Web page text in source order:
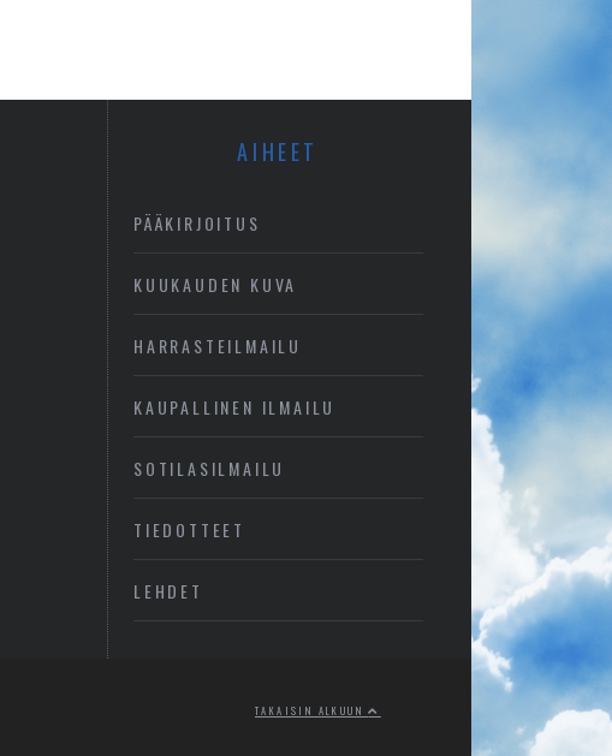
AIHEET
PÄÄKIRJOITUS
KUUKAUDEN KUVA
HARRASTEILMAILU
KAUPALLINEN ILMAILU
SOTILASILMAILU
TIEDOTTEET
LEHDET
TAKAISIN ALKUUN